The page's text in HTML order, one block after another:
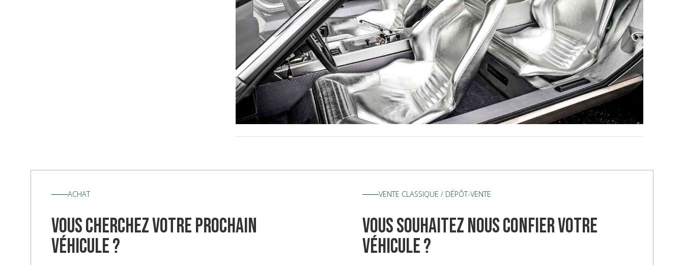
ACHAT
vous cherchez votre prochain
véhicule ?
VENTE CLASSIQUE / DÉPÔT-VENTE
vous souhaitez nous confier votre
véhicule ?